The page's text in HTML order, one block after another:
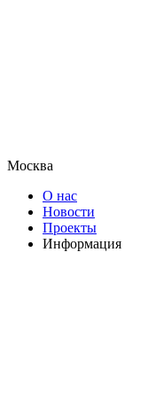
Москва
О нас
Новости
Проекты
Информация